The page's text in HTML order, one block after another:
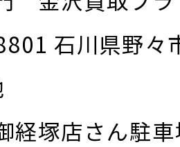
⽯川県野々
経塚店さん駐